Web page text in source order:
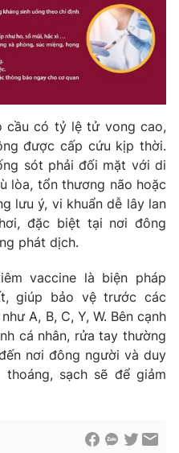
Việt Nam
điện tử số 483/GP-BTTTT
Hạnh, Phạm Quốc Thắng,
024.38 355 932
897 897
cầu có tỷ lệ tử vong cao,
được cấp cứu kịp thời.
sót phải đối mặt với di
lòa, tổn thương não hoặc
lưu ý, vi khuẩn dễ lây lan
đặc biệt tại nơi đông
phát dịch.
vaccine là biện pháp
giúp bảo vệ trước các
A, B, C, Y, W. Bên cạnh
cá nhân, rửa tay thường
nơi đông người và duy
sạch sẽ để giảm